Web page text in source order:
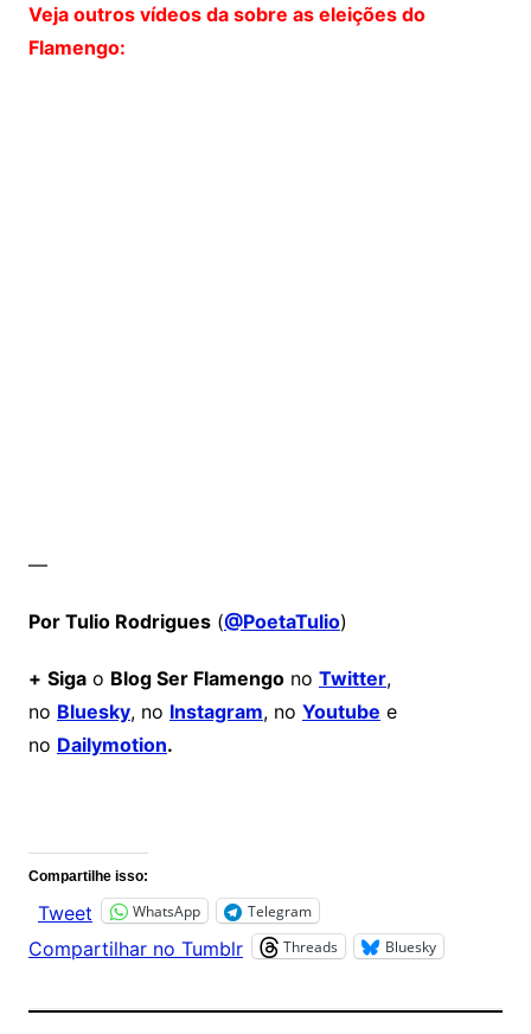
Veja outros vídeos da sobre as eleições do
Flamengo:
—
Por Tulio Rodrigues(@PoetaTulio)
+ Sigao Blog Ser Flamengono Twitter,
no Bluesky, no Instagram, no Youtube e
no Dailymotion.
Compartilhe isso:
Tweet WhatsApp Telegram
Compartilhar no Tumblr Threads Bluesky